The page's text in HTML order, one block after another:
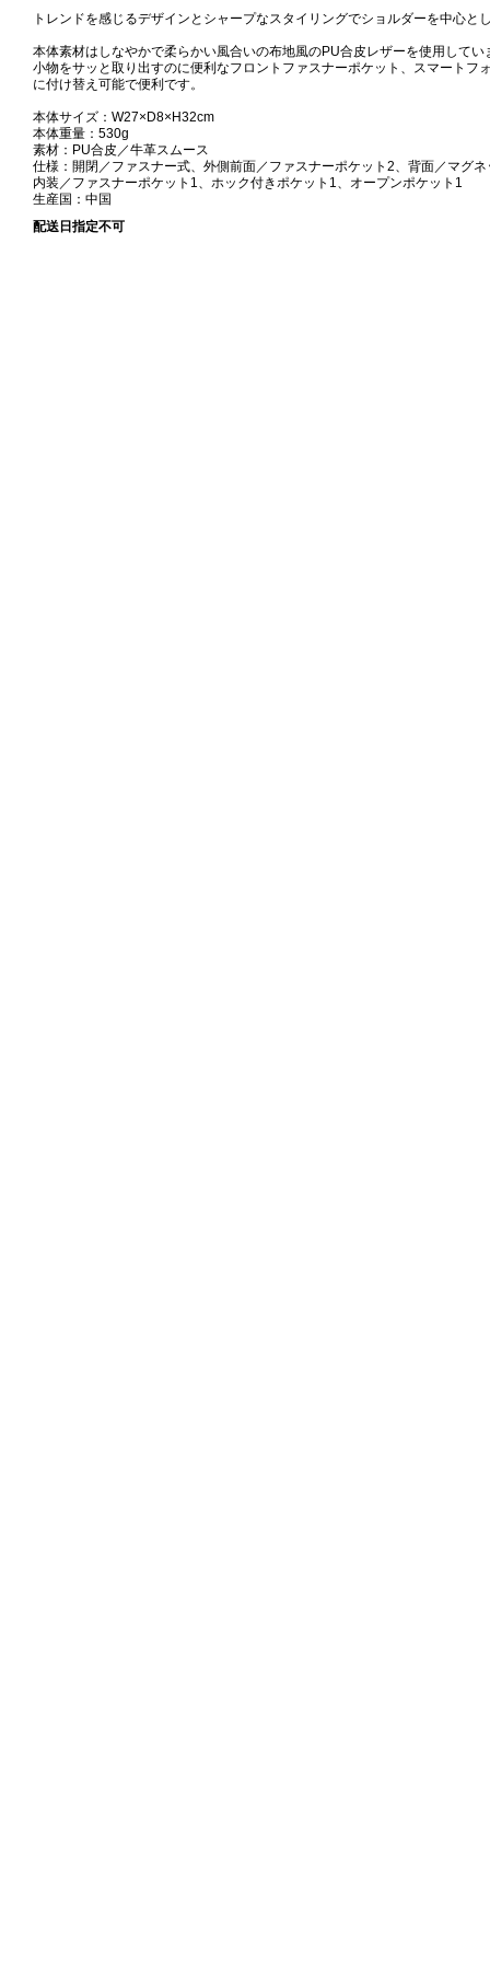
トレンドを感じるデザインとシャープなスタイリングでショルダーを中心と
本体素材はしなやかで柔らかい風合いの布地風のPU合皮レザーを使用してい
小物をサッと取り出すのに便利なフロントファスナーポケット、スマート
に付け替え可能で便利です。
本体サイズ：W27×D8×H32cm
本体重量：530g
素材：PU合皮／牛革スムース
仕様：開閉／ファスナー式、外側前面／ファスナーポケット2、背面／マグ
内装／ファスナーポケット1、ホック付きポケット1、オープンポケット1
生産国：中国
配送日指定不可